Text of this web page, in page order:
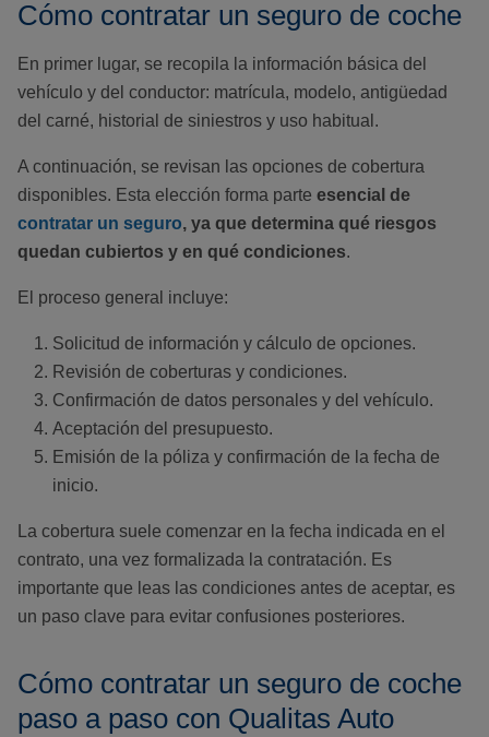
Cómo contratar un seguro de coche
En primer lugar, se recopila la información básica del
vehículo y del conductor: matrícula, modelo, antigüedad
del carné, historial de siniestros y uso habitual.
A continuación, se revisan las opciones de cobertura
disponibles. Esta elección forma parte esencial de
contratar un seguro, ya que determina qué riesgos
quedan cubiertos y en qué condiciones.
El proceso general incluye:
Solicitud de información y cálculo de opciones.
Revisión de coberturas y condiciones.
Confirmación de datos personales y del vehículo.
Aceptación del presupuesto.
Emisión de la póliza y confirmación de la fecha de
inicio.
La cobertura suele comenzar en la fecha indicada en el
contrato, una vez formalizada la contratación. Es
importante que leas las condiciones antes de aceptar, es
un paso clave para evitar confusiones posteriores.
Cómo contratar un seguro de coche
paso a paso con Qualitas Auto